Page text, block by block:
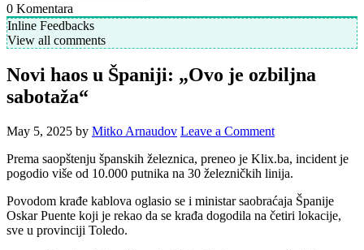
0 Komentara
Inline Feedbacks
View all comments
Novi haos u Španiji: „Ovo je ozbiljna
sabotaža“
May 5, 2025 by Mitko Arnaudov Leave a Comment
Prema saopštenju španskih železnica, preneo je Klix.ba, incident je
pogodio više od 10.000 putnika na 30 železničkih linija.
Povodom krađe kablova oglasio se i ministar saobraćaja Španije
Oskar Puente koji je rekao da se krađa dogodila na četiri lokacije,
sve u provinciji Toledo.